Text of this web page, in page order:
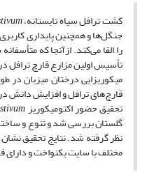
کشت ترافل سیاه تابستانه،
جنگل‌ها و همچنین پایداری
را القا می‌کند. ازآنجا که
تأسیس اولین مزارع قارچ
میکوریزایی درختان میزبان در
قارچ‌های ترافل و افزایش دانش
تحقیق حضور اکتومیکوریز
گلستان بررسی شد و تنوع و
مختلف با سایت یکنواخت و دارای